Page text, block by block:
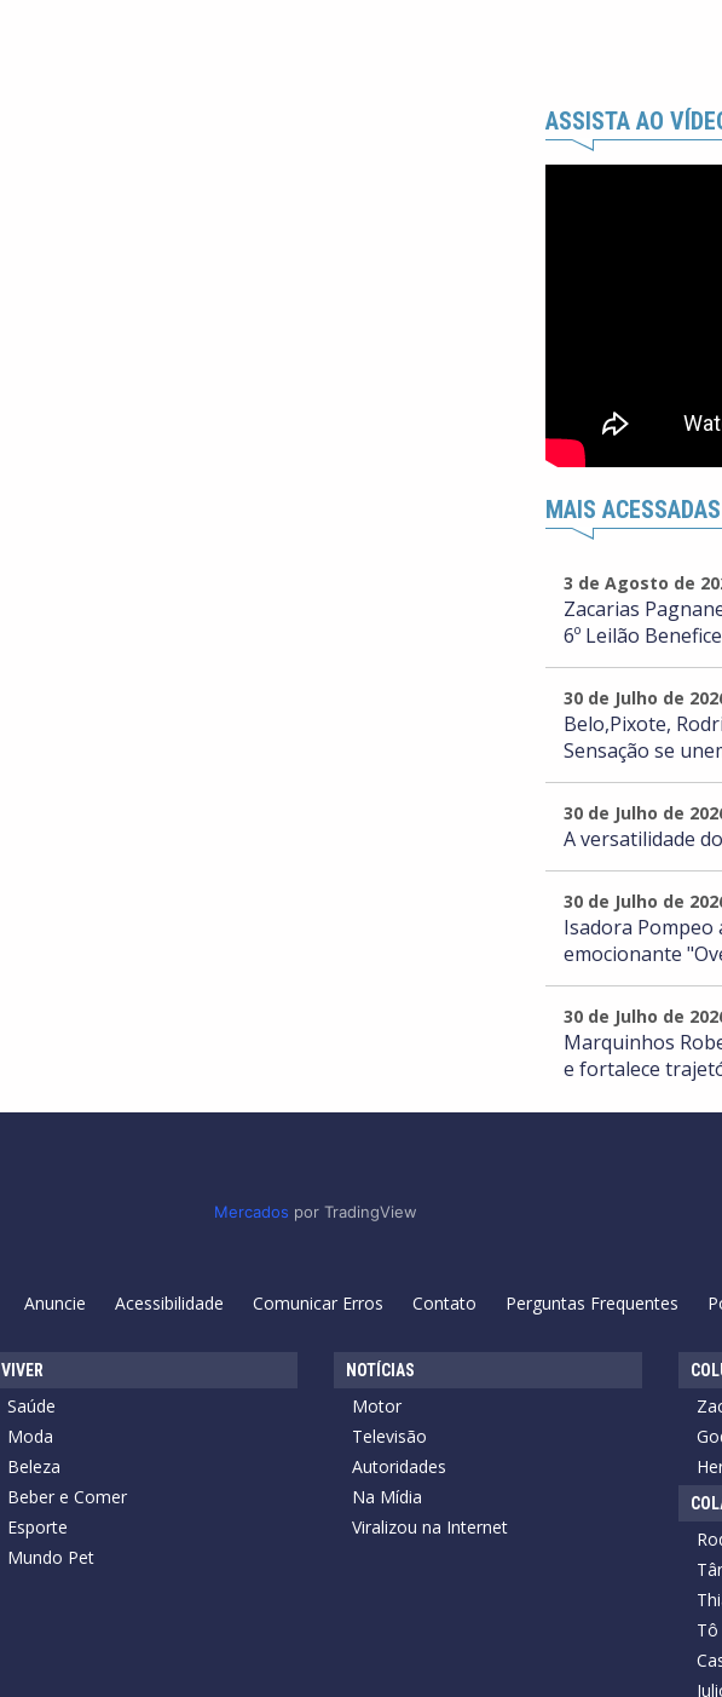
ASSISTA AO
MAIS ACESSADAS
3 de Agosto de
Zacarias
6º Leilão
30 de Julho de
Belo,Pixote,
Sensação se
30 de Julho de
A versatilidade
30 de Julho de
Isadora Pompeo
emocionante
30 de Julho de
Marquinhos
e fortalece
Mercados por TradingView
Anuncie Acessibilidade Comunicar Erros Contato Perguntas Frequentes
VIVER
Saúde
Moda
Beleza
Beber e Comer
Esporte
Mundo Pet
NOTÍCIAS
Motor
Televisão
Autoridades
Na Mídia
Viralizou na Internet